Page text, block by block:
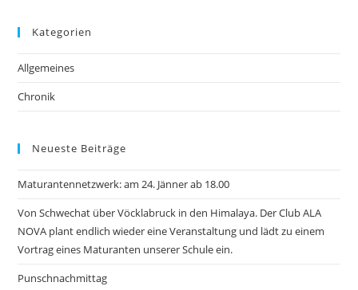
Kategorien
Allgemeines
Chronik
Neueste Beiträge
Maturantennetzwerk: am 24. Jänner ab 18.00
Von Schwechat über Vöcklabruck in den Himalaya. Der Club ALA
NOVA plant endlich wieder eine Veranstaltung und lädt zu einem
Vortrag eines Maturanten unserer Schule ein.
Punschnachmittag